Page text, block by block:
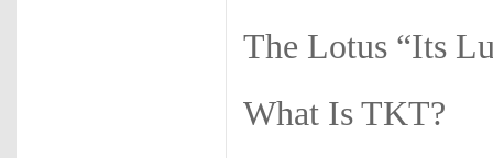
The Lotus “Its
What Is TKT?